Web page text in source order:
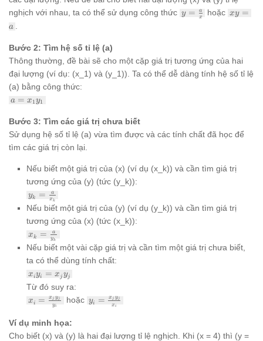
nghịch với nhau, ta có thể sử dụng công thức y =
\frac{a}
y = x
a hoặc xy
xy =
a
Bước 2: Tìm hệ số tỉ lệ (a)
Thông thường, đề bài sẽ cho một cặp giá trị tương ứng của hai
đại lượng (ví dụ: (x_1) và (y_1)). Ta có thể dễ dàng tính hệ số tỉ lệ
(a) bằng công thức:
a =
y_1
a = x1y1
Bước 3: Tìm các giá trị chưa biết
Sử dụng hệ số tỉ lệ (a) vừa tìm được và các tính chất đã học để
tìm các giá trị còn lại.
Nếu biết một giá trị của (x) (ví dụ (x_k)) và cần tìm giá trị
tương ứng của (y) (tức (y_k)):
y_k =
\frac{a}
{x_k}
yk = xk
a
Nếu biết một giá trị của (y) (ví dụ (y_k)) và cần tìm giá trị
tương ứng của (x) (tức (x_k)):
x_k =
\frac{a}
{y_k}
xk = yk
a
Nếu biết một vài cặp giá trị và cần tìm một giá trị chưa biết,
ta có thể dùng tính chất:
x_i
y_i
=
x_j
xiyi = x j yj
Từ đó suy ra:
x_i =
\frac{x_j
y_j}
{y_i}
xi = yi
xj yj hoặc y_i =
\frac{x_j
yi = xi
xj yj
Ví dụ minh họa:
Cho biết (x) và (y) là hai đại lượng tỉ lệ nghịch. Khi (x = 4) thì (y =